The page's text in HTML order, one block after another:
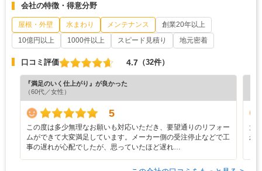
会社の特徴・得意分野
屋根・外壁 水まわり メンテナンス
創業20年以上
10億円以上
1000件以上 スピード見積り 地元密着
口コミ評価 4.7 （32件）
『満足のいく仕上がり』が良かった
（60代／女性）
5
この度は多少無理なお願いも対応いただき、要望通りのリフォー
ムができて大変満足しています。メーカー側の受注停止などで工
事の遅れが心配でしたが、思っていたほど遅れ…
大
か